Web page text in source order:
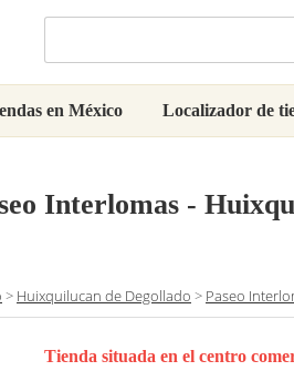
en México Localizador de
Interlomas -
> Huixquilucan de Degollado > Paseo
Tienda situada en el centro